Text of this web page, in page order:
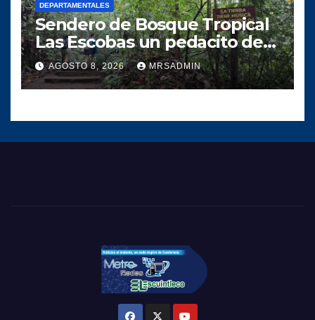
DEPARTAMENTALES
Sendero de Bosque Tropical
Las Escobas un pedacito de
tesoro Guatemalteco
AGOSTO 8, 2026 MRSADMIN